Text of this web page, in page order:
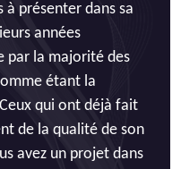
à présenter dans sa
années
par la majorité des
étant la
qui ont déjà fait
de la qualité de son
avez un projet dans